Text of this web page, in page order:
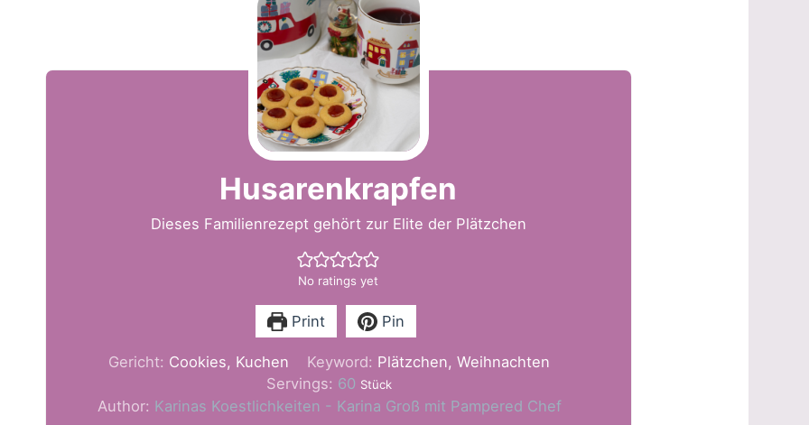
Husarenkrapfen
Dieses Familienrezept gehört zur Elite der Plätzchen
No ratings yet
Print Pin
Gericht: Cookies, Kuchen Keyword: Plätzchen, Weihnachten
Servings: 60 Stück
Author: Karinas Koestlichkeiten - Karina Groß mit Pampered Chef